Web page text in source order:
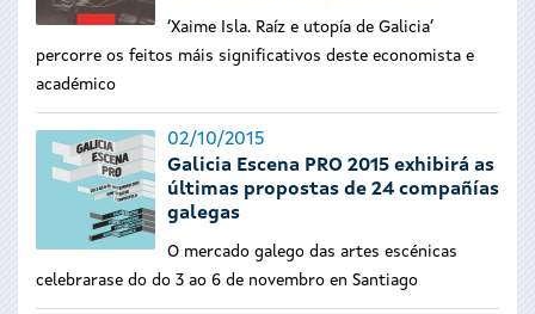
‘Xaime Isla. Raíz e utopía de Galicia’
percorre os feitos máis significativos deste economista e
académico
02/10/2015
Galicia Escena PRO 2015 exhibirá as
últimas propostas de 24 compañías
galegas
O mercado galego das artes escénicas
celebrarase do do 3 ao 6 de novembro en Santiago